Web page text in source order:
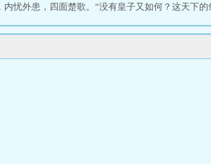
内忧外患，四面楚歌。“没有皇子又如何？这天下
晞一心治理大夏时，传言中铁面无私手段毒辣的
亦能哄得自己心跳加速的萧封离还有更为尊贵的